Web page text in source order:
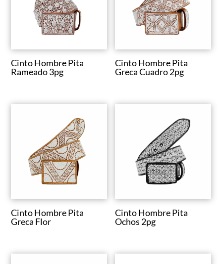
Cinto Hombre Pita
Rameado 3pg
Cinto Hombre Pita
Greca Cuadro 2pg
Cinto Hombre Pita
Greca Flor
Cinto Hombre Pita
Ochos 2pg